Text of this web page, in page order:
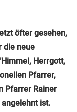
öfter gesehen,
die neue
Herrgott,
Pfarrer,
Pfarrer Rainer
ist.